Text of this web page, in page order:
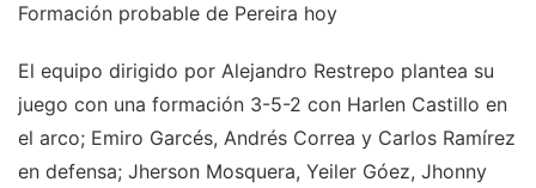
Formación probable de Pereira hoy
El equipo dirigido por Alejandro Restrepo plantea su
juego con una formación 3-5-2 con Harlen Castillo en
el arco; Emiro Garcés, Andrés Correa y Carlos Ramírez
en defensa; Jherson Mosquera, Yeiler Góez, Jhonny